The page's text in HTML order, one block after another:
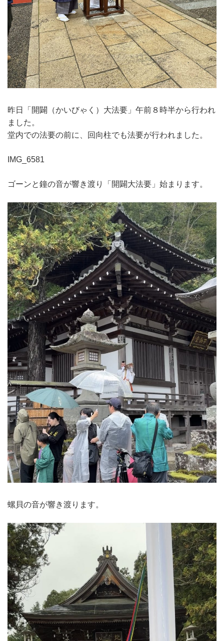
昨日「開闢（かいびゃく）大法要」午前８時半から行われ
ました。
堂内での法要の前に、回向柱でも法要が行われました。
IMG_6581
ゴーンと鐘の音が響き渡り「開闢大法要」始まります。
螺貝の音が響き渡ります。